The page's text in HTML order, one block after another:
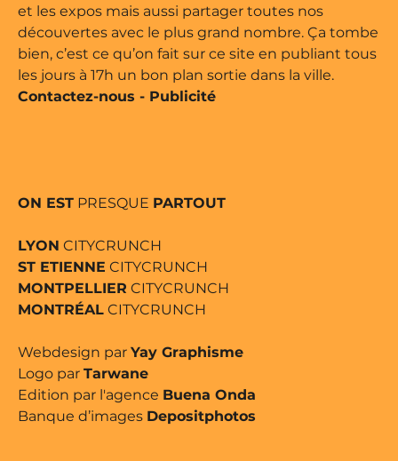
et les expos mais aussi partager toutes nos
découvertes avec le plus grand nombre. Ça tombe
bien, c’est ce qu’on fait sur ce site en publiant tous
les jours à 17h un bon plan sortie dans la ville.
Contactez-nous - Publicité
ON EST PRESQUE PARTOUT
LYON CITYCRUNCH
ST ETIENNE CITYCRUNCH
MONTPELLIER CITYCRUNCH
MONTRÉAL CITYCRUNCH
Webdesign par Yay Graphisme
Logo par Tarwane
Edition par l'agence Buena Onda
Banque d’images Depositphotos